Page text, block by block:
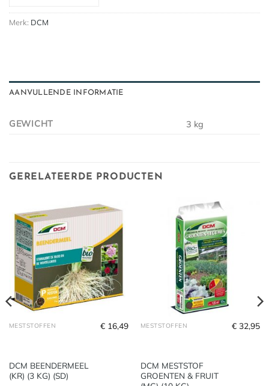
Merk: DCM
AANVULLENDE INFORMATIE
GEWICHT 3 kg
GERELATEERDE PRODUCTEN
MESTSTOFFEN
DCM BEENDERMEEL
(KR) (3 KG) (SD)
€ 16,49 MESTSTOFFEN
DCM MESTSTOF
GROENTEN & FRUIT
€ 32,95